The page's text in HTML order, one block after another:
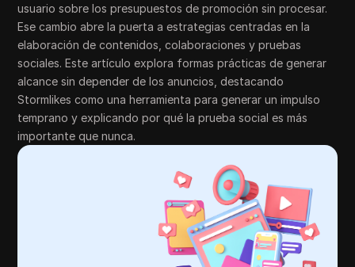
usuario sobre los presupuestos de promoción sin procesar.
Ese cambio abre la puerta a estrategias centradas en la
elaboración de contenidos, colaboraciones y pruebas
sociales. Este artículo explora formas prácticas de generar
alcance sin depender de los anuncios, destacando
Stormlikes como una herramienta para generar un impulso
temprano y explicando por qué la prueba social es más
importante que nunca.